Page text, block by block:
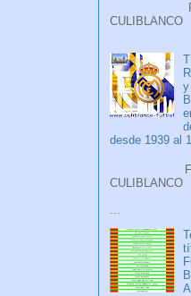
y
desde 1939 al